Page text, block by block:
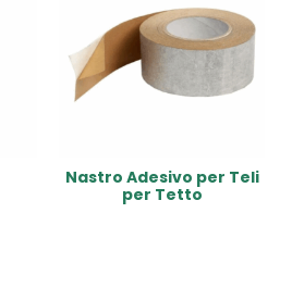
Nastro Adesivo per Teli
per Tetto